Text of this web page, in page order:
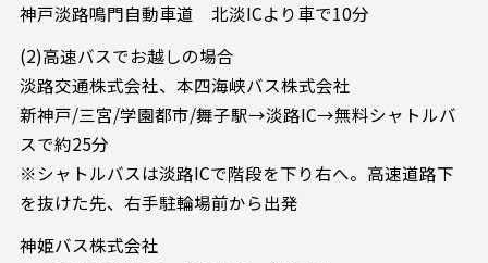
神戸淡路鳴門自動車道 北淡ICより車で10分
(2)高速バスでお越しの場合
淡路交通株式会社、本四海峡バス株式会社
新神戸/三宮/学園都市/舞子駅→淡路IC→無料シャトルバ
スで約25分
※シャトルバスは淡路ICで階段を下り右へ。高速道路下
を抜けた先、右手駐輪場前から出発
神姫バス株式会社